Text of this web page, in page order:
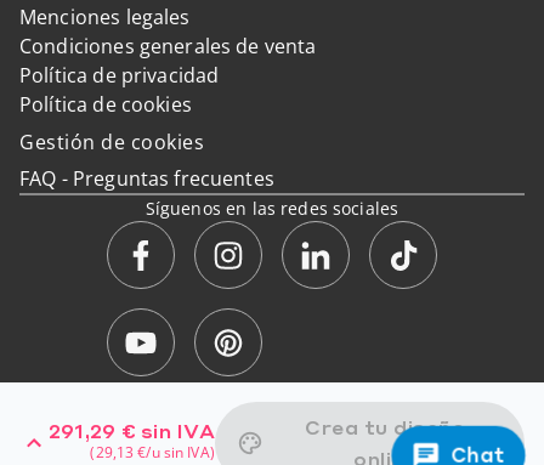
291,29 € sin IVA
(29,13 €/usin IVA)
Crea tu diseño
online
Chat
Menciones legales
Condiciones generales de venta
Política de privacidad
Política de cookies
Gestión de cookies
FAQ - Preguntas frecuentes
Síguenos en las redes sociales
Todos los precios no incluyen IVA – Entrega en Península y Baleares.
Pago 100% seguro